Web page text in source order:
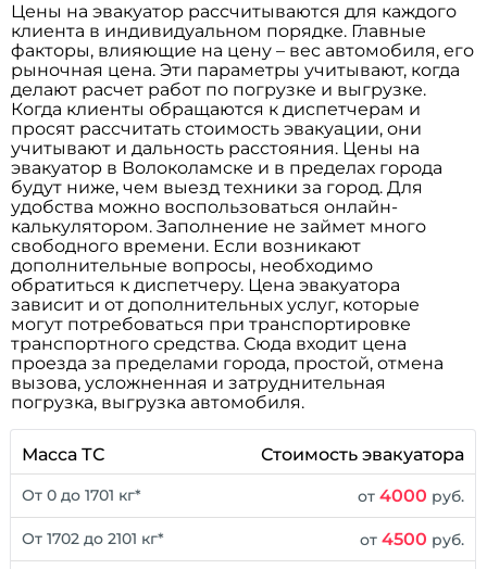
Цены на эвакуатор рассчитываются для каждого
клиента в индивидуальном порядке. Главные
факторы, влияющие на цену – вес автомобиля, его
рыночная цена. Эти параметры учитывают, когда
делают расчет работ по погрузке и выгрузке.
Когда клиенты обращаются к диспетчерам и
просят рассчитать стоимость эвакуации, они
учитывают и дальность расстояния. Цены на
эвакуатор в Волоколамске и в пределах города
будут ниже, чем выезд техники за город. Для
удобства можно воспользоваться онлайн-
калькулятором. Заполнение не займет много
свободного времени. Если возникают
дополнительные вопросы, необходимо
обратиться к диспетчеру. Цена эвакуатора
зависит и от дополнительных услуг, которые
могут потребоваться при транспортировке
транспортного средства. Сюда входит цена
проезда за пределами города, простой, отмена
вызова, усложненная и затруднительная
погрузка, выгрузка автомобиля.
Масса ТС Стоимость эвакуатора
От 0 до 1701 кг* от4000 руб.
От 1702 до 2101 кг* от4500 руб.